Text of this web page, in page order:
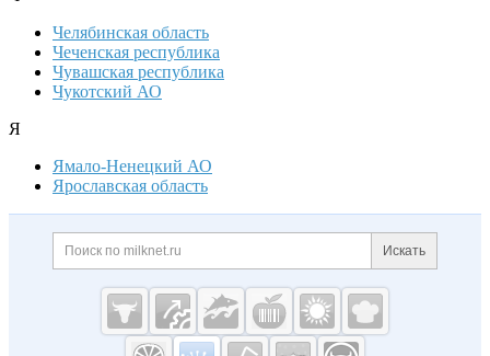
Челябинская область
Чеченская республика
Чувашская республика
Чукотский АО
Я
Ямало-Ненецкий АО
Ярославская область
Дополнительная информация
Поиск по сайту и
Искать
Cсылки на полезные проекты